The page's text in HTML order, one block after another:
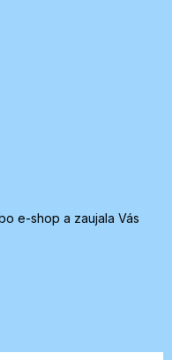
e-shop a zaujala Vás